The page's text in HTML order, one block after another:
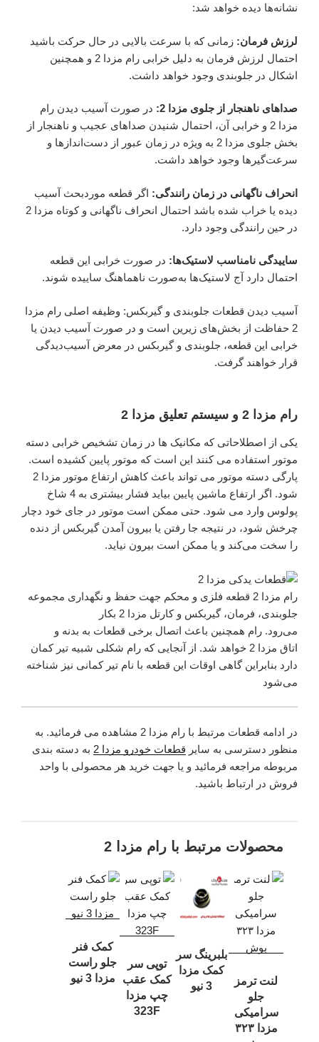
نشانه‌ها دیده خواهد شد:
لرزش فرمان: زمانی که با سرعت بالایی در حال حرکت باشید
احتمال لرزش فرمان به دلیل خرابی رام مزدا 2 و همچنین
اشکال در جلوبندی وجود خواهد داشت.
صداهای ناهنجار از جلوی مزدا 2:
در صورت آسیب دیدن رام
مزدا 2 و خرابی آن، احتمال شنیدن صداهای عجیب و ناهنجار از
بخش جلوی مزدا 2 به ویژه در زمان عبور از دست‌اندازها و
سرعت‌گیرها وجود خواهد داشت.
انحراف ناگهانی در زمان رانندگی: اگر قطعه موردبحث آسیب
دیده یا خراب شده باشد احتمال انحراف ناگهانی و کوتاه مزدا 2
در حین رانندگی وجود دارد.
ساییدگی نامناسب لاستیک‌ها: در صورت خرابی این قطعه
احتمال دارد آج لاستیک‌ها به‌صورت ناهماهنگ ساییده شوند.
آسیب دیدن قطعات جلوبندی و گیربکس: وظیفه اصلی رام مزدا
2 حفاظت از بخش‌های زیرین است و در صورت آسیب دیدن یا
خرابی این قطعه، جلوبندی و گیربکس در معرض آسیب‌دیدگی
قرار خواهند گرفت.
رام مزدا 2 و سیستم تعلیق مزدا 2
یکی از اصطلاحاتی که مکانیک ها در زمان تشخیص خرابی دسته
موتور استفاده می کنند این است که موتور پایین کشیده است.
پارگی دسته موتور می تواند باعث کاهش ارتفاع موتور مزدا 2
شود. اگر ارتفاع ماشین پایین بیاید فشار بیشتری به 4 شاخ
پولوس وارد می شود. حتی ممکن است موتور در جای خود دچار
چرخش شود، در نتیجه جا رفتن یا بیرون آمدن گیربکس از دنده
را سخت می‌کند و یا ممکن است بیرون نیاید.
رام مزدا 2 قطعه فلزی و محکم جهت حفظ و نگهداری مجموعه
جلوبندی، فرمان، گیربکس و کارتل مزدا 2 بکار
می‌رود. رام همچنین باعث اتصال برخی قطعات به بدنه و
اتاق مزدا 2 خواهد شد. از آنجایی که رام شکلی شبیه تیر کمان
دارد بنابراین گاهی اوقات این قطعه با نام تیر کمانی نیز شناخته
می‌شود
در ادامه قطعات مرتبط با رام مزدا 2 مشاهده می فرمائید. به
منظور دسترسی به سایر قطعات خودرو مزدا 2
به دسته بندی
مربوطه مراجعه فرمائید و یا جهت خرید هر محصولی با واحد
فروش در ارتباط باشید.
محصولات مرتبط با رام مزدا 2
لنت ترمز
جلو
سرامیکی
مزدا ۳۲۳
بلبرینگ سر
کمک مزدا
3 نیو
توپى سر
کمک عقب
چپ مزدا
323F
کمک فنر
جلو راست
مزدا 3 نیو